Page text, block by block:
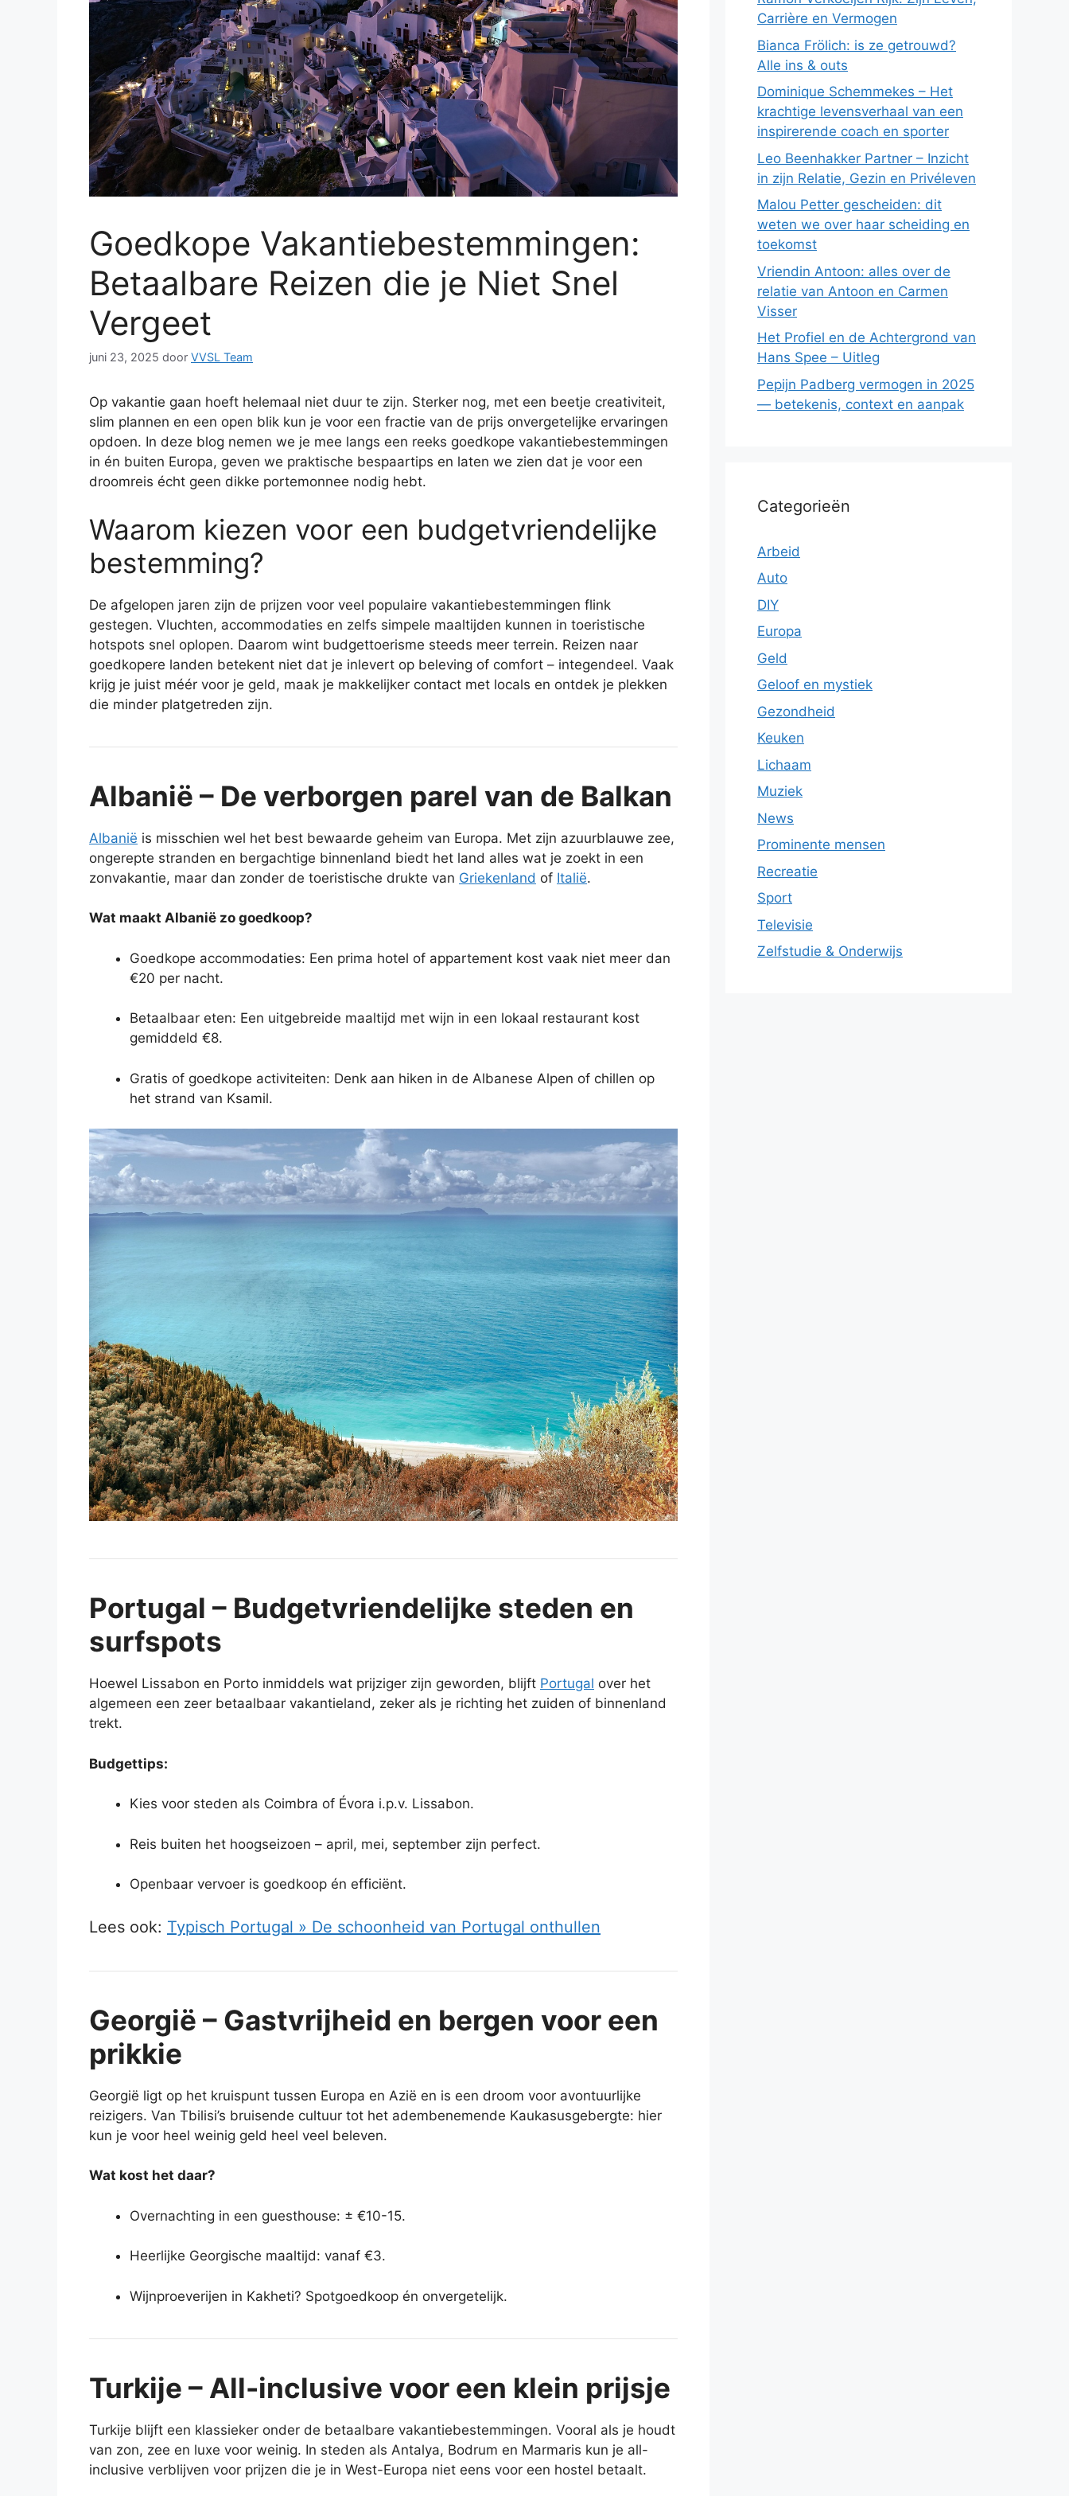
Goedkope Vakantiebestemmingen:
Betaalbare Reizen die je Niet Snel
Vergeet
juni 23, 2025 door VVSL Team
Op vakantie gaan hoeft helemaal niet duur te zijn. Sterker nog, met een beetje creativiteit,
slim plannen en een open blik kun je voor een fractie van de prijs onvergetelijke ervaringen
opdoen. In deze blog nemen we je mee langs een reeks goedkope vakantiebestemmingen
in én buiten Europa, geven we praktische bespaartips en laten we zien dat je voor een
droomreis écht geen dikke portemonnee nodig hebt.
Waarom kiezen voor een budgetvriendelijke
bestemming?
De afgelopen jaren zijn de prijzen voor veel populaire vakantiebestemmingen flink
gestegen. Vluchten, accommodaties en zelfs simpele maaltijden kunnen in toeristische
hotspots snel oplopen. Daarom wint budgettoerisme steeds meer terrein. Reizen naar
goedkopere landen betekent niet dat je inlevert op beleving of comfort – integendeel. Vaak
krijg je juist méér voor je geld, maak je makkelijker contact met locals en ontdek je plekken
die minder platgetreden zijn.
Albanië – De verborgen parel van de Balkan
Albanië is misschien wel het best bewaarde geheim van Europa. Met zijn azuurblauwe zee,
ongerepte stranden en bergachtige binnenland biedt het land alles wat je zoekt in een
zonvakantie, maar dan zonder de toeristische drukte van Griekenland of Italië.
Wat maakt Albanië zo goedkoop?
Goedkope accommodaties: Een prima hotel of appartement kost vaak niet meer dan
€20 per nacht.
Betaalbaar eten: Een uitgebreide maaltijd met wijn in een lokaal restaurant kost
gemiddeld €8.
Gratis of goedkope activiteiten: Denk aan hiken in de Albanese Alpen of chillen op
het strand van Ksamil.
Portugal – Budgetvriendelijke steden en
surfspots
Hoewel Lissabon en Porto inmiddels wat prijziger zijn geworden, blijft Portugal over het
algemeen een zeer betaalbaar vakantieland, zeker als je richting het zuiden of binnenland
trekt.
Budgettips:
Kies voor steden als Coimbra of Évora i.p.v. Lissabon.
Reis buiten het hoogseizoen – april, mei, september zijn perfect.
Openbaar vervoer is goedkoop én efficiënt.
Lees ook: Typisch Portugal » De schoonheid van Portugal onthullen
Georgië – Gastvrijheid en bergen voor een
prikkie
Georgië ligt op het kruispunt tussen Europa en Azië en is een droom voor avontuurlijke
reizigers. Van Tbilisi’s bruisende cultuur tot het adembenemende Kaukasusgebergte: hier
kun je voor heel weinig geld heel veel beleven.
Wat kost het daar?
Overnachting in een guesthouse: ± €10-15.
Heerlijke Georgische maaltijd: vanaf €3.
Wijnproeverijen in Kakheti? Spotgoedkoop én onvergetelijk.
Turkije – All-inclusive voor een klein prijsje
Turkije blijft een klassieker onder de betaalbare vakantiebestemmingen. Vooral als je houdt
van zon, zee en luxe voor weinig. In steden als Antalya, Bodrum en Marmaris kun je all-
inclusive verblijven voor prijzen die je in West-Europa niet eens voor een hostel betaalt.
Carrière en Vermogen
Bianca Frölich: is ze getrouwd?
Alle ins & outs
Dominique Schemmekes – Het
krachtige levensverhaal van een
inspirerende coach en sporter
Leo Beenhakker Partner – Inzicht
in zijn Relatie, Gezin en Privéleven
Malou Petter gescheiden: dit
weten we over haar scheiding en
toekomst
Vriendin Antoon: alles over de
relatie van Antoon en Carmen
Visser
Het Profiel en de Achtergrond van
Hans Spee – Uitleg
Pepijn Padberg vermogen in 2025
— betekenis, context en aanpak
Categorieën
Arbeid
Auto
DIY
Europa
Geld
Geloof en mystiek
Gezondheid
Keuken
Lichaam
Muziek
News
Prominente mensen
Recreatie
Sport
Televisie
Zelfstudie & Onderwijs